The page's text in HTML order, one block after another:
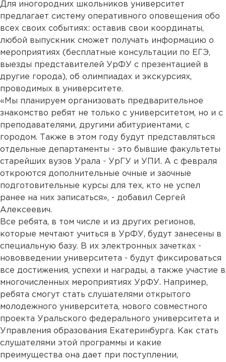
Для иногородних школьников университет
предлагает систему оперативного оповещения обо
всех своих событиях: оставив свои координаты,
любой выпускник сможет получать информацию о
мероприятиях (бесплатные консультации по ЕГЭ,
выезды представителей УрФУ с презентацией в
другие города), об олимпиадах и экскурсиях,
проводимых в университете.
«Мы планируем организовать предварительное
знакомство ребят не только с университетом, но и с
преподавателями, другими абитуриентами, с
городом. Также в этом году будут представляться
отдельные департаменты - это бывшие факультеты
старейших вузов Урала - УрГУ и УПИ. А с февраля
откроются дополнительные очные и заочные
подготовительные курсы для тех, кто не успел
ранее на них записаться», - добавил Сергей
Алексеевич.
Все ребята, в том числе и из других регионов,
которые мечтают учиться в УрФУ, будут занесены в
специальную базу. В их электронных зачетках -
нововведении университета - будут фиксироваться
все достижения, успехи и награды, а также участие в
многочисленных мероприятиях УрФУ. Например,
ребята смогут стать слушателями открытого
молодежного университета, нового совместного
проекта Уральского федерального университета и
Управления образования Екатеринбурга. Как стать
слушателями этой программы и какие
преимущества она дает при поступлении,